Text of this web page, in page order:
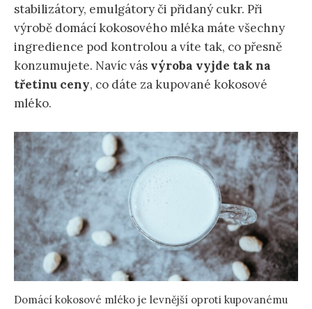
stabilizátory, emulgátory či přidaný cukr. Při
výrobě domácí kokosového mléka máte všechny
ingredience pod kontrolou a víte tak, co přesně
konzumujete. Navíc vás výroba vyjde tak na
třetinu ceny, co dáte za kupované kokosové
mléko.
Domácí kokosové mléko je levnější oproti kupovanému